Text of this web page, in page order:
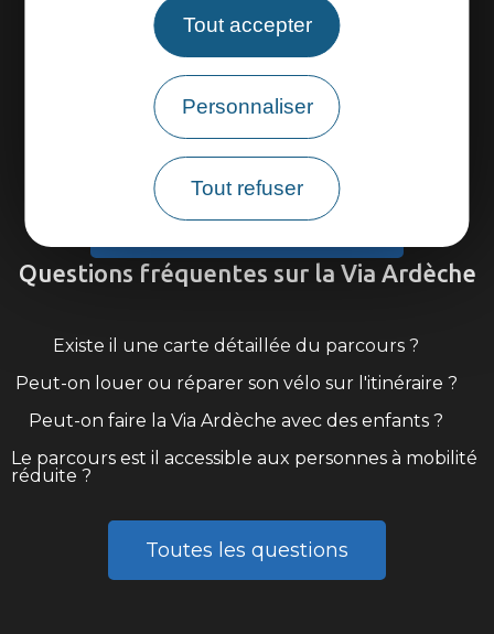
Tout accepter
Personnaliser
Tout refuser
Venir sur la Via Ardèche
Questions fréquentes sur la Via Ardèche
Existe il une carte détaillée du parcours ?
Peut-on louer ou réparer son vélo sur l'itinéraire ?
Peut-on faire la Via Ardèche avec des enfants ?
Le parcours est il accessible aux personnes à mobilité
réduite ?
Toutes les questions